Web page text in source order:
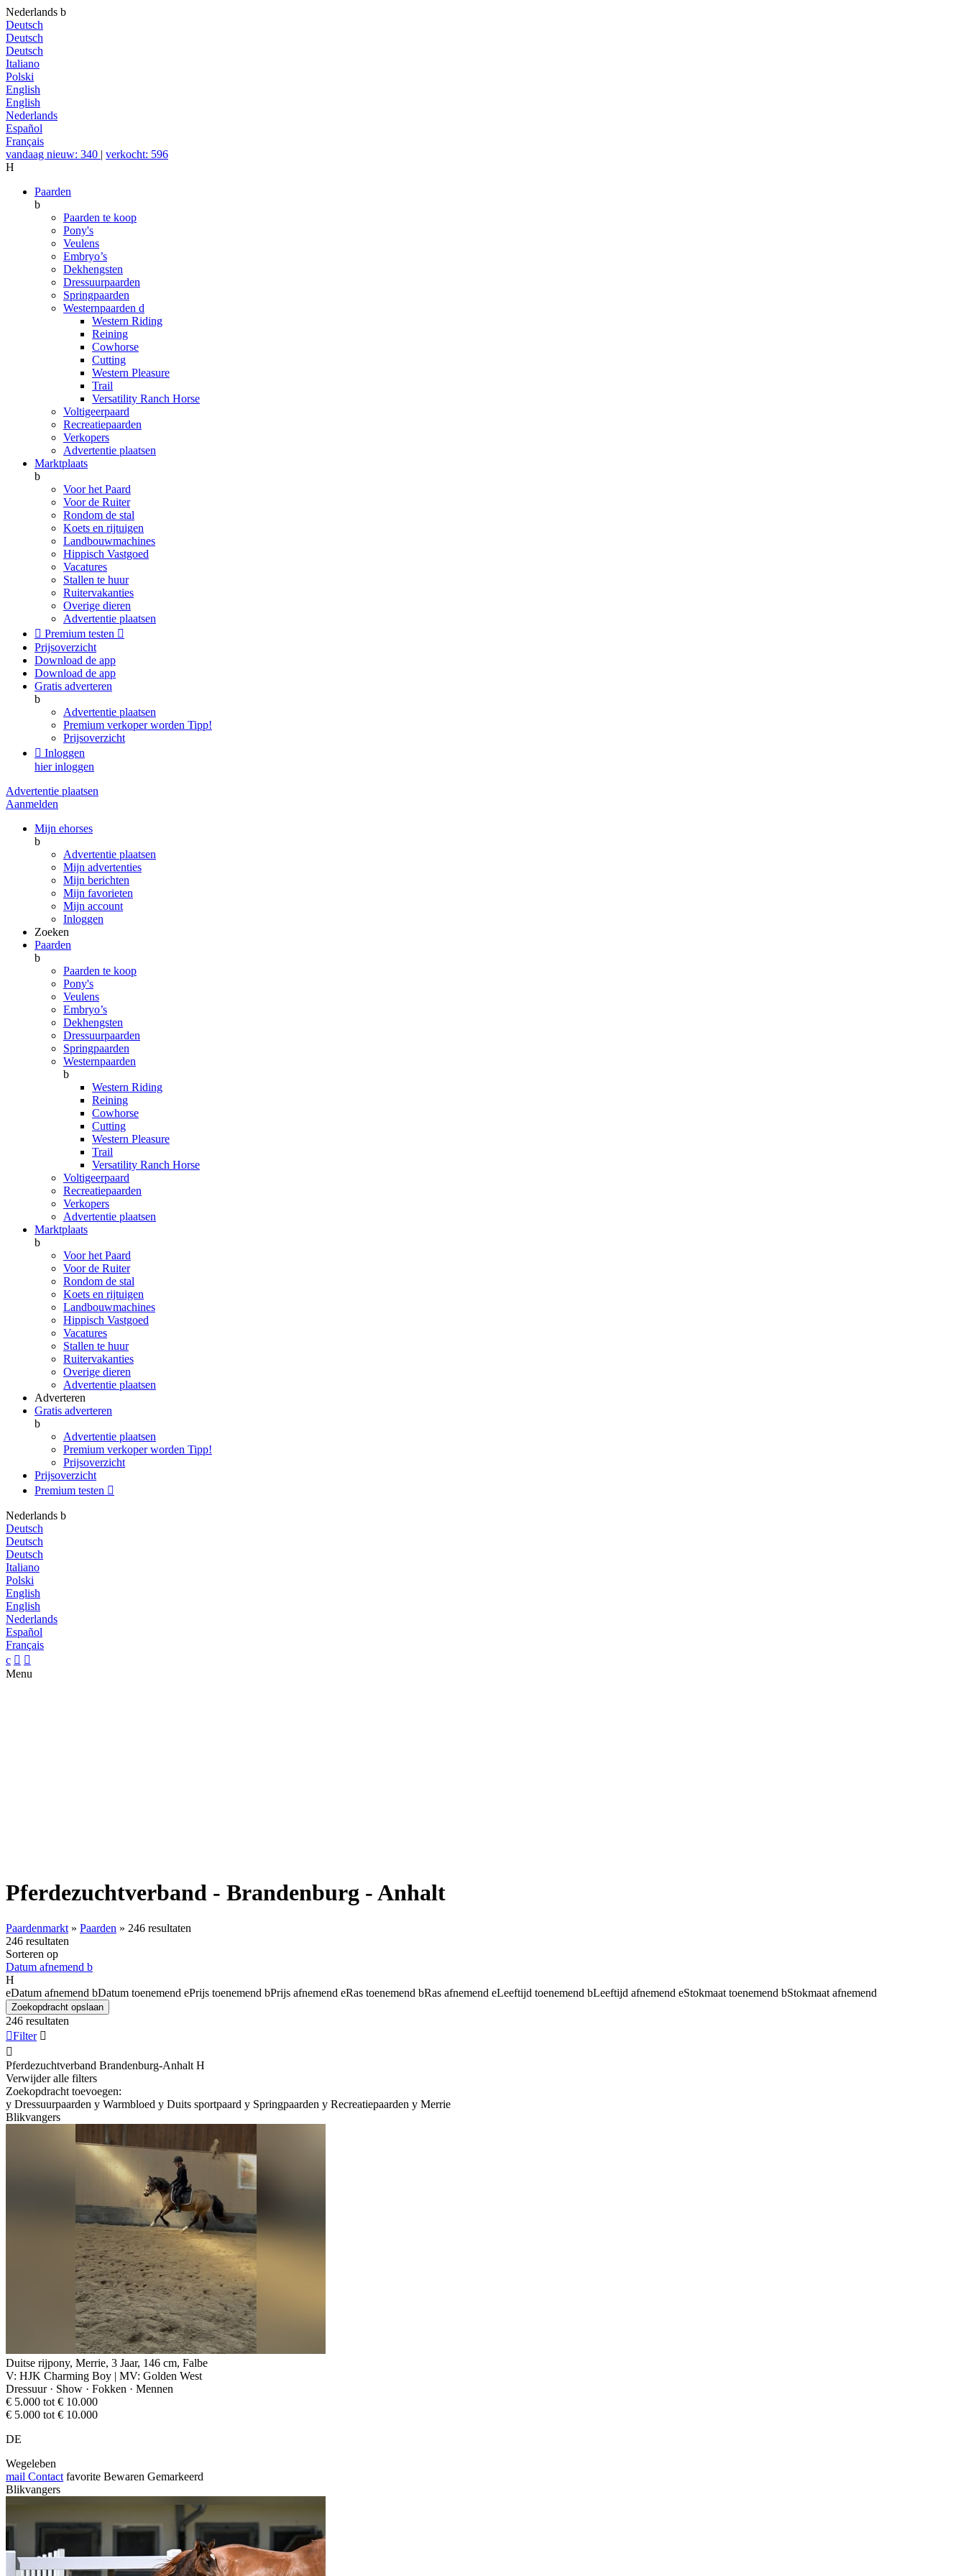
Nederlands b
Deutsch
Deutsch
Deutsch
Italiano
Polski
English
English
Nederlands
Español
Français
vandaag nieuw: 340 | verkocht: 596
H
Paarden
b
Paarden te koop
Pony's
Veulens
Embryo’s
Dekhengsten
Dressuurpaarden
Springpaarden
Westernpaarden d
Western Riding
Reining
Cowhorse
Cutting
Western Pleasure
Trail
Versatility Ranch Horse
Voltigeerpaard
Recreatiepaarden
Verkopers
Advertentie plaatsen
Marktplaats
b
Voor het Paard
Voor de Ruiter
Rondom de stal
Koets en rijtuigen
Landbouwmachines
Hippisch Vastgoed
Vacatures
Stallen te huur
Ruitervakanties
Overige dieren
Advertentie plaatsen
 Premium testen 
Prijsoverzicht
Download de app
Download de app
Gratis adverteren
b
Advertentie plaatsen
Premium verkoper worden Tipp!
Prijsoverzicht
 Inloggen
hier inloggen
Advertentie plaatsen
Aanmelden
Mijn ehorses
b
Advertentie plaatsen
Mijn advertenties
Mijn berichten
Mijn favorieten
Mijn account
Inloggen
Zoeken
Paarden
b
Paarden te koop
Pony's
Veulens
Embryo’s
Dekhengsten
Dressuurpaarden
Springpaarden
Westernpaarden
b
Western Riding
Reining
Cowhorse
Cutting
Western Pleasure
Trail
Versatility Ranch Horse
Voltigeerpaard
Recreatiepaarden
Verkopers
Advertentie plaatsen
Marktplaats
b
Voor het Paard
Voor de Ruiter
Rondom de stal
Koets en rijtuigen
Landbouwmachines
Hippisch Vastgoed
Vacatures
Stallen te huur
Ruitervakanties
Overige dieren
Advertentie plaatsen
Adverteren
Gratis adverteren
b
Advertentie plaatsen
Premium verkoper worden Tipp!
Prijsoverzicht
Prijsoverzicht
Premium testen 
Nederlands b
Deutsch
Deutsch
Deutsch
Italiano
Polski
English
English
Nederlands
Español
Français
c  
Menu
Pferdezuchtverband - Brandenburg - Anhalt
Paardenmarkt » Paarden » 246 resultaten
246 resultaten
Sorteren op
Datum afnemend b
H
eDatum afnemend bDatum toenemend ePrijs toenemend bPrijs afnemend eRas toenemend bRas afnemend eLeeftijd toenemend bLeeftijd afnemend eStokmaat toenemend bStokmaat afnemend
Zoekopdracht opslaan
246 resultaten
Filter 

Pferdezuchtverband Brandenburg-Anhalt H
Verwijder alle filters
Zoekopdracht toevoegen:
y Dressuurpaarden y Warmbloed y Duits sportpaard y Springpaarden y Recreatiepaarden y Merrie
Blikvangers
Duitse rijpony, Merrie, 3 Jaar, 146 cm, Falbe
V: HJK Charming Boy | MV: Golden West
Dressuur · Show · Fokken · Mennen
€ 5.000 tot € 10.000
€ 5.000 tot € 10.000
DE
Wegeleben
mail Contact favorite Bewaren Gemarkeerd
Blikvangers